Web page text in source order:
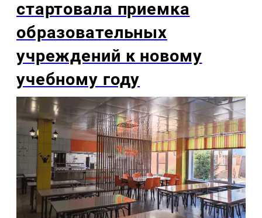
стартовала приемка
образовательных
учреждений к новому
учебному году